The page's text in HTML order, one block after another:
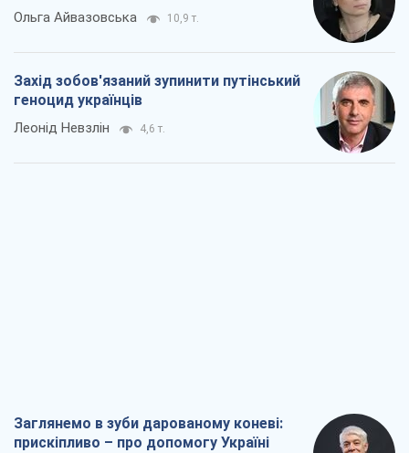
Ольга Айвазовська 10,9 т.
Захід зобов'язаний зупинити путінський
геноцид українців
Леонід Невзлін 4,6 т.
Заглянемо в зуби дарованому коневі:
прискіпливо – про допомогу Україні